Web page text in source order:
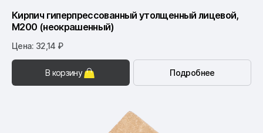
Кирпич гиперпрессованный утолщенный лицевой,
М200 (неокрашенный)
Цена: 32,14 ₽
В корзину Подробнее